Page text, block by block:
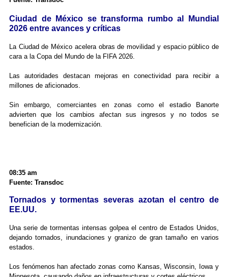
Ciudad de México se transforma rumbo al Mundial
2026 entre avances y críticas
La Ciudad de México acelera obras de movilidad y espacio público de
cara a la Copa del Mundo de la FIFA 2026.
Las autoridades destacan mejoras en conectividad para recibir a
millones de aficionados.
Sin embargo, comerciantes en zonas como el estadio Banorte
advierten que los cambios afectan sus ingresos y no todos se
benefician de la modernización.
08:35 am
Fuente: Transdoc
Tornados y tormentas severas azotan el centro de
EE.UU.
Una serie de tormentas intensas golpea el centro de Estados Unidos,
dejando tornados, inundaciones y granizo de gran tamaño en varios
estados.
Los fenómenos han afectado zonas como Kansas, Wisconsin, Iowa y